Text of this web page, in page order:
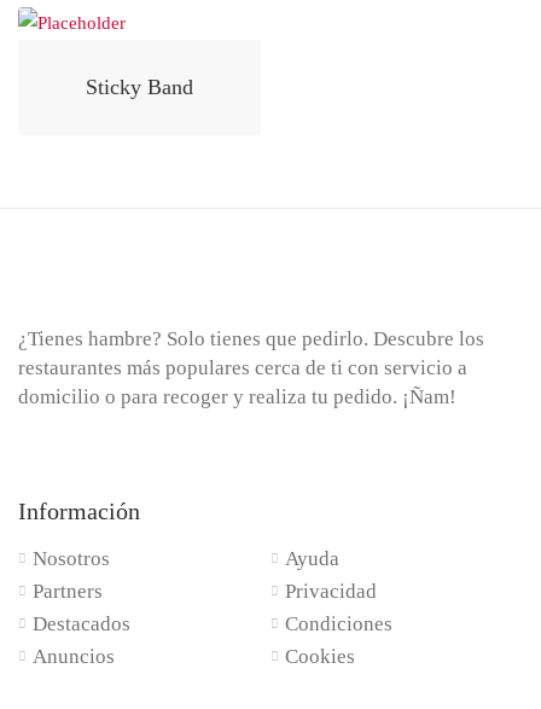
Sticky Band
¿Tienes hambre? Solo tienes que pedirlo. Descubre los
restaurantes más populares cerca de ti con servicio a
domicilio o para recoger y realiza tu pedido. ¡Ñam!
Información
Nosotros
Partners
Destacados
Anuncios
Ayuda
Privacidad
Condiciones
Cookies